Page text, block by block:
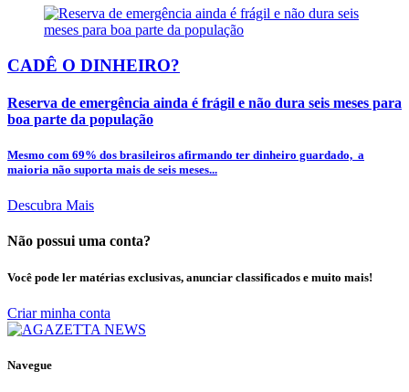
CADÊ O DINHEIRO?
Reserva de emergência ainda é frágil e não dura seis meses para
boa parte da população
Mesmo com 69% dos brasileiros afirmando ter dinheiro guardado, a
maioria não suporta mais de seis meses...
Descubra Mais
Não possui uma conta?
Você pode ler matérias exclusivas, anunciar classificados e muito mais!
Criar minha conta
Navegue